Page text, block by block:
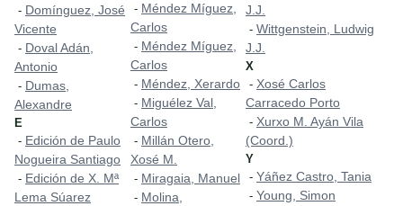
- Domínguez, José
Vicente
- Doval Adán,
Antonio
- Dumas,
Alexandre
E
- Edición de Paulo
Nogueira Santiago
- Edición de X. Mª
Lema Súarez
- Méndez Míguez,
Carlos
- Méndez Míguez,
Carlos
- Méndez, Xerardo
- Miguélez Val,
Carlos
- Millán Otero,
Xosé M.
- Miragaia, Manuel
- Molina,
J.J.
- Wittgenstein, Ludwig
J.J.
X
- Xosé Carlos
Carracedo Porto
- Xurxo M. Ayán Vila
(Coord.)
Y
- Yáñez Castro, Tania
- Young, Simon